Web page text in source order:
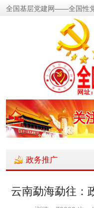
密
传
关
政务推广
云南勐海勐往：